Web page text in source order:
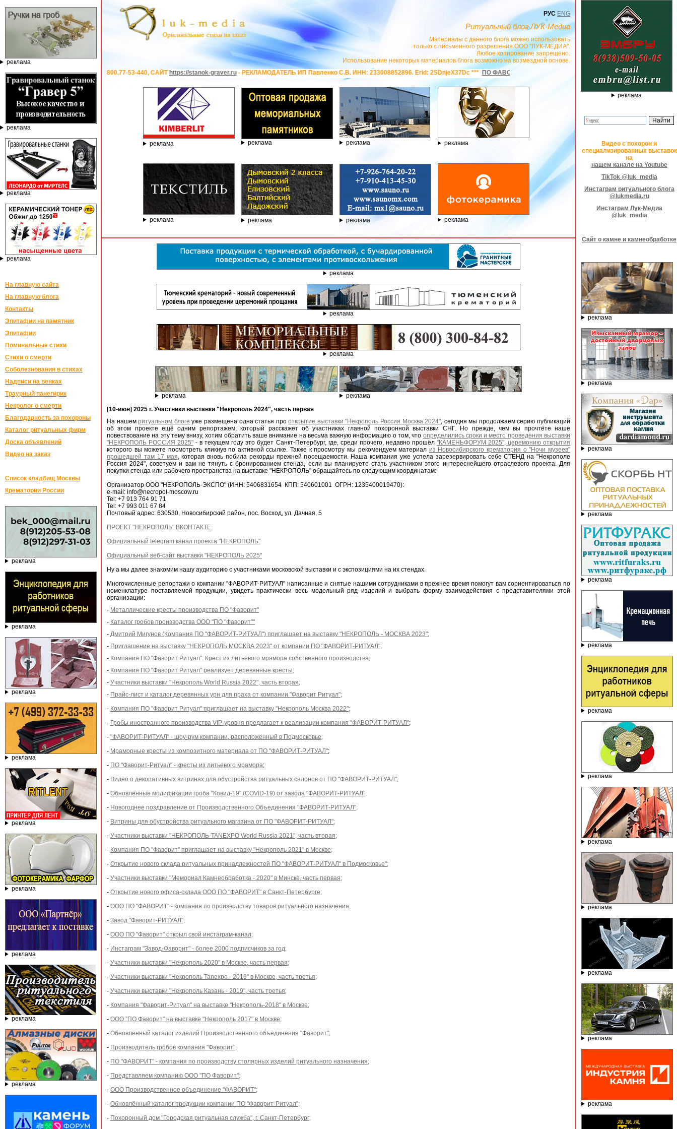
реклама
реклама
реклама
реклама
На главную сайта
На главную блога
Контакты
Эпитафии на памятник
Эпитафии
Поминальные стихи
Стихи о смерти
Соболезнования в стихах
Надписи на венках
Траурный панегирик
Некролог о смерти
Благодарность за похороны
Каталог ритуальных фирм
Доска объявлений
Видео на заказ
Список кладбищ Москвы
Крематории России
реклама
реклама
реклама
реклама
реклама
реклама
реклама
реклама
реклама
РУС ENG
Ритуальный блог ЛУК-Медиа
Материалы с данного блога можно использовать
только с письменного разрешения ООО "ЛУК-МЕДИА".
Любое копирование запрещено.
Использование некоторых материалов блога возможно на возмездной основе.
8.800.77-53-440, САЙТhttps://stanok-graver.ru- РЕКЛАМОДАТЕЛЬ ИП Павленко С.В. ИНН: 233008852896. Erid: 2SDnjeX37Dc ***ПО ФАВОРИТВСЕ ВИДЫ ГРОБОВ ОТ ПРОСТЫХ ТКАНЕВЫХ ДО ЛАКИРОВАННЫХ
реклама реклама реклама реклама
реклама реклама реклама реклама
реклама
реклама
реклама
реклама
реклама
[10-июн] 2025 г. Участники выставки "Некрополь 2024", часть первая
На нашемритуальном блоге уже размещена одна статья прооткрытие выставки "Некрополь Россия Москва 2024", сегодня мы продолжаем серию публикаций
об этом проекте ещё одним репортажем, который расскажет об участниках главной похоронной выставки СНГ. Но прежде, чем вы прочтёте наше
повествование на эту тему внизу, хотим обратить ваше внимание на весьма важную информацию о том, что определились сроки и место проведения выставки
"НЕКРОПОЛЬ РОССИЯ 2025" - в текущем году это будет Санкт-Петербург, где, среди прочего, недавно прошёл "КАМЕНЬФОРУМ 2025", церемонию открытия
которого вы можете посмотреть кликнув по активной ссылке. Также к просмотру мы рекомендуем материал из Новосибирского крематория о "Ночи музеев"
прошедшей там 17 мая, которая вновь побила рекорды прежней посещаемости. Наша компания уже успела зарезервировать себе СТЕНД на "Некрополе
Россия 2024", советуем и вам не тянуть с бронированием стенда, если вы планируете стать участником этого интереснейшего отраслевого проекта. Для
покупки стенда или рабочего пространства на выставке "НЕКРОПОЛЬ" обращайтесь по следующим координатам:
Организатор ООО "НЕКРОПОЛЬ-ЭКСПО" (ИНН: 5406831654 КПП: 540601001 ОГРН: 1235400019470):
e-mail: info@necropol-moscow.ru
Tel: +7 913 764 91 71
Tel: +7 993 011 67 84
Почтовый адрес: 630530, Новосибирский район, пос. Восход, ул. Дачная, 5
ПРОЕКТ "НЕКРОПОЛЬ" ВКОНТАКТЕ
Официальный telegram канал проекта "НЕКРОПОЛЬ"
Официальный веб-сайт выставки "НЕКРОПОЛЬ 2025"
Ну а мы далее знакомим нашу аудиторию с участниками московской выставки и с экспозициями на их стендах.
Многочисленные репортажи о компании "ФАВОРИТ-РИТУАЛ" написанные и снятые нашими сотрудниками в прежнее время помогут вам сориентироваться по
номенклатуре поставляемой продукции, увидеть практически весь модельный ряд изделий и выбрать форму взаимодействия с представителями этой
организации:
- Металлические кресты производства ПО "Фаворит"
- Каталог гробов производства ООО "ПО "Фаворит""
- Дмитрий Мигунов (Компания ПО "ФАВОРИТ-РИТУАЛ") приглашает на выставку "НЕКРОПОЛЬ - МОСКВА 2023";
- Приглашение на выставку "НЕКРОПОЛЬ МОСКВА 2023" от компании ПО "ФАВОРИТ-РИТУАЛ";
- Компания ПО "Фаворит Ритуал". Крест из литьевого мрамора собственного производства;
- Компания ПО "Фаворит Ритуал" реализует деревянные кресты;
- Участники выставки "Некрополь World Russia 2022", часть вторая;
- Прайс-лист и каталог деревянных урн для праха от компании "Фаворит Ритуал";
- Компания ПО "Фаворит Ритуал" приглашает на выставку "Некрополь Москва 2022";
- Гробы иностранного производства VIP-уровня предлагает к реализации компания "ФАВОРИТ-РИТУАЛ";
- "ФАВОРИТ-РИТУАЛ" - шоу-рум компании, расположенный в Подмосковье;
- Мраморные кресты из композитного материала от ПО "ФАВОРИТ-РИТУАЛ";
- ПО "Фаворит-Ритуал" - кресты из литьевого мрамора;
- Видео о декоративных витринах для обустройства ритуальных салонов от ПО "ФАВОРИТ-РИТУАЛ";
- Обновлённые модификации гроба "Ковид-19" (COVID-19) от завода "ФАВОРИТ-РИТУАЛ";
- Новогоднее поздравление от Производственного Объединения "ФАВОРИТ-РИТУАЛ";
- Витрины для обустройства ритуального магазина от ПО "ФАВОРИТ-РИТУАЛ";
- Участники выставки "НЕКРОПОЛЬ-TANEXPO World Russia 2021", часть вторая;
- Компания ПО "Фаворит" приглашает на выставку "Некрополь 2021" в Москве;
- Открытие нового склада ритуальных принадлежностей ПО "ФАВОРИТ-РИТУАЛ" в Подмосковье";
- Участники выставки "Мемориал Камнеобработка - 2020" в Минске, часть первая;
- Открытие нового офиса-склада ООО ПО "ФАВОРИТ" в Санкт-Петербурге;
- ООО ПО "ФАВОРИТ" - компания по производству товаров ритуального назначения;
- Завод "Фаворит-РИТУАЛ";
- ООО ПО "Фаворит" открыл свой инстаграм-канал;
- Инстаграм "Завод-Фаворит" - более 2000 подписчиков за год;
- Участники выставки "Некрополь 2020" в Москве, часть первая;
- Участники выставки "Некрополь Tanexpo - 2019" в Москве, часть третья;
- Участники выставки "Некрополь Казань - 2019", часть третья;
- Компания "Фаворит-Ритуал" на выставке "Некрополь-2018" в Москве;
- ООО "ПО Фаворит" на выставке "Некрополь 2017" в Москве;
- Обновленный каталог изделий Производственного объединения "Фаворит";
- Производитель гробов компания "Фаворит";
- ПО "ФАВОРИТ" - компания по производству столярных изделий ритуального назначения;
- Представляем компанию ООО "ПО Фаворит";
- ООО Производственное объединение "ФАВОРИТ";
- Обновлённый каталог продукции компании ПО "Фаворит-Ритуал";
- Похоронный дом "Городская ритуальная служба", г. Санкт-Петербург;
реклама
Видео с похорон и
специализированных выставок
на
нашем канале на Youtube
TikTok @luk_media
Инстаграм ритуального блога
@lukmedia.ru
Инстаграм Лук-Медиа
@luk_media
Сайт о камне и камнеобработке
реклама
реклама
реклама
реклама
реклама
реклама
реклама
реклама
реклама
реклама
реклама
реклама
реклама